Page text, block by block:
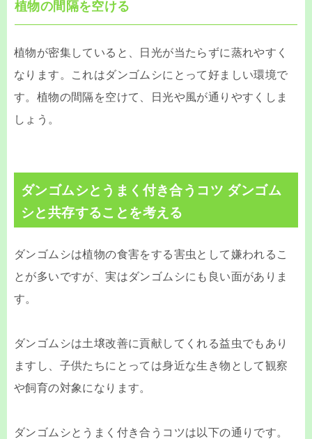
植物の間隔を空ける
植物が密集していると、日光が当たらずに蒸れやすく
なります。これはダンゴムシにとって好ましい環境で
す。植物の間隔を空けて、日光や風が通りやすくしま
しょう。
ダンゴムシとうまく付き合うコツ ダンゴム
シと共存することを考える
ダンゴムシは植物の食害をする害虫として嫌われるこ
とが多いですが、実はダンゴムシにも良い面がありま
す。
ダンゴムシは土壌改善に貢献してくれる益虫でもあり
ますし、子供たちにとっては身近な生き物として観察
や飼育の対象になります。
ダンゴムシとうまく付き合うコツは以下の通りです。